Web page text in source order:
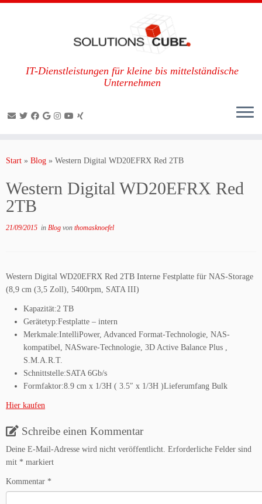
Inhalt
IT-Dienstleistungen für kleine bis mittelständische
Unternehmen
Start » Blog » Western Digital WD20EFRX Red 2TB
Western Digital WD20EFRX Red
2TB
21/09/2015 in Blog von thomasknoefel
Western Digital WD20EFRX Red 2TB Interne Festplatte für NAS-Storage
(8,9 cm (3,5 Zoll), 5400rpm, SATA III)
Kapazität:2 TB
Gerätetyp:Festplatte – intern
Merkmale:IntelliPower, Advanced Format-Technologie, NAS-
kompatibel, NASware-Technologie, 3D Active Balance Plus ,
S.M.A.R.T.
Schnittstelle:SATA 6Gb/s
Formfaktor:8.9 cm x 1/3H ( 3.5″ x 1/3H )Lieferumfang Bulk
Hier kaufen
Schreibe einen Kommentar
Deine E-Mail-Adresse wird nicht veröffentlicht. Erforderliche Felder sind
mit * markiert
Kommentar *